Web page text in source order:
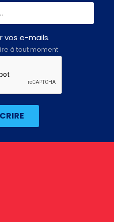
vos e-mails.
à tout moment